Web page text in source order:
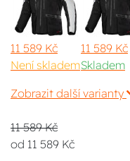
11 589 Kč
Není skladem
11 589 Kč
Skladem
Zobrazit další varianty
11 589 Kč
od 11 589 Kč